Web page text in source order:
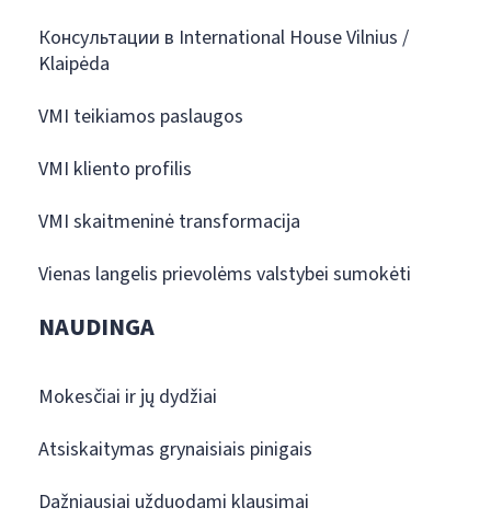
Консультации в International House Vilnius /
Klaipėda
VMI teikiamos paslaugos
VMI kliento profilis
VMI skaitmeninė transformacija
Vienas langelis prievolėms valstybei sumokėti
NAUDINGA
Mokesčiai ir jų dydžiai
Atsiskaitymas grynaisiais pinigais
Dažniausiai užduodami klausimai